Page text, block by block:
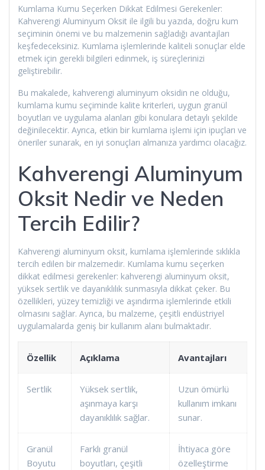
Kumlama Kumu Seçerken Dikkat Edilmesi Gerekenler:
Kahverengi Aluminyum Oksit ile ilgili bu yazıda, doğru kum
seçiminin önemi ve bu malzemenin sağladığı avantajları
keşfedeceksiniz. Kumlama işlemlerinde kaliteli sonuçlar elde
etmek için gerekli bilgileri edinmek, iş süreçlerinizi
geliştirebilir.
Bu makalede, kahverengi aluminyum oksidin ne olduğu,
kumlama kumu seçiminde kalite kriterleri, uygun granül
boyutları ve uygulama alanları gibi konulara detaylı şekilde
değinilecektir. Ayrıca, etkin bir kumlama işlemi için ipuçları ve
öneriler sunarak, en iyi sonuçları almanıza yardımcı olacağız.
Kahverengi Aluminyum
Oksit Nedir ve Neden
Tercih Edilir?
Kahverengi aluminyum oksit, kumlama işlemlerinde sıklıkla
tercih edilen bir malzemedir. Kumlama kumu seçerken
dikkat edilmesi gerekenler: kahverengi aluminyum oksit,
yüksek sertlik ve dayanıklılık sunmasıyla dikkat çeker. Bu
özellikleri, yüzey temizliği ve aşındırma işlemlerinde etkili
olmasını sağlar. Ayrıca, bu malzeme, çeşitli endüstriyel
uygulamalarda geniş bir kullanım alanı bulmaktadır.
Özellik Açıklama Avantajları
Sertlik
Yüksek sertlik,
aşınmaya karşı
dayanıklılık sağlar.
Uzun ömürlü
kullanım imkanı
sunar.
Granül
Boyutu
Farklı granül
boyutları, çeşitli
İhtiyaca göre
özelleştirme